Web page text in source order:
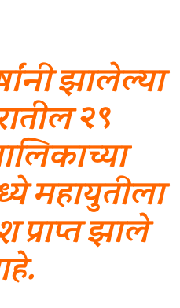
झालेल्या
२९
महायुतीला
झाले